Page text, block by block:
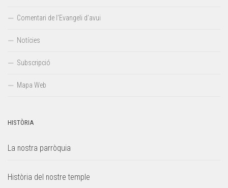
Comentari de l’Evangeli d’avui
Notícies
Subscripció
Mapa Web
HISTÒRIA
La nostra parròquia
Història del nostre temple